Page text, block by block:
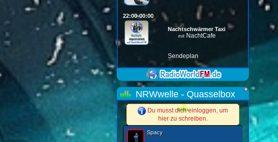
22:00-00:00
Nachtschwärmer Taxi
mit NachtCafe
Sendeplan
NRWwelle - Quasselbox
Du musst dich einloggen, um
hier zu schreiben.
Spacy